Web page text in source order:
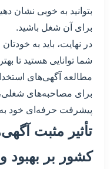
بتوانید به خوبی نشان
برای آن شغل باشید.
در نهایت، باید به
شما توانایی هستید تا
مطالعه آگهی‌های
برای مصاحبه‌های
پیشرفت حرفه‌ای خود
تأثیر مثبت
کشور بر